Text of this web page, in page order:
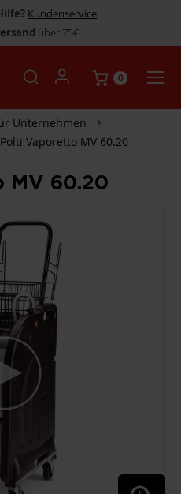
Kundenservice
über 75€
0
Unternehmen
Polti Vaporetto MV 60.20
MV 60.20